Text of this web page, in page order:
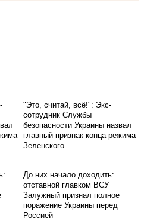
"Это, считай, всё!": Экс-
сотрудник Службы
безопасности Украины назвал
главный признак конца режима
Зеленского
До них начало доходить:
отставной главком ВСУ
Залужный признал полное
поражение Украины перед
Россией